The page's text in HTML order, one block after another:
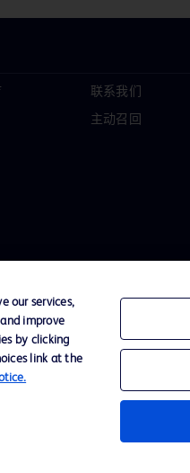
联系我们
主动召回
our services,
improve
by clicking
link at the